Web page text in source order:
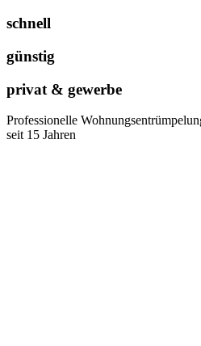
schnell
günstig
privat & gewerbe
Professionelle
seit 15 Jahren